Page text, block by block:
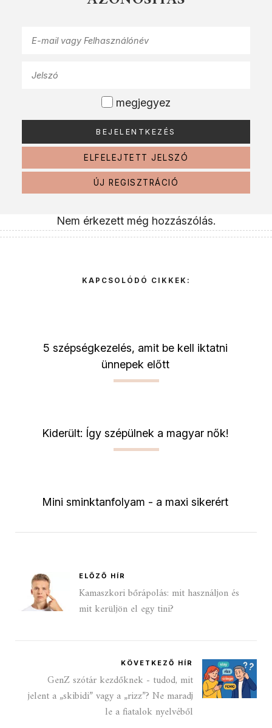
megjegyez
ELFELEJTETT JELSZÓ
ÚJ REGISZTRÁCIÓ
Nem érkezett még hozzászólás.
KAPCSOLÓDÓ CIKKEK:
5 szépségkezelés, amit be kell iktatni
ünnepek előtt
Kiderült: Így szépülnek a magyar nők!
Mini sminktanfolyam - a maxi sikerért
ELŐZŐ HÍR
Kamaszkori bőrápolás: mit használjon és
mit kerüljön el egy tini?
KÖVETKEZŐ HÍR
GenZ szótár kezdőknek - tudod, mit
jelent a „skibidi” vagy a „rizz”? Ne maradj
le a fiatalok nyelvéből